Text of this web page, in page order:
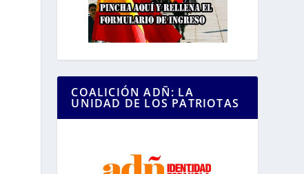
COALICIÓN ADÑ: LA
UNIDAD DE LOS PATRIOTAS